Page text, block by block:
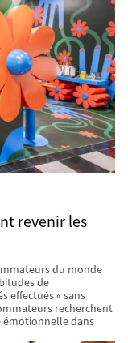
revenir les
du monde
de
effectués « sans
recherchent
émotionnelle dans